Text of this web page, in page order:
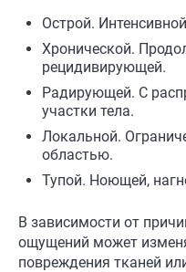
Острой.
Хронической.
рецидивирующей.
Радирующей. С
участки тела.
Локальной.
областью.
Тупой. Ноющей,
В зависимости от
ощущений может
повреждения тканей